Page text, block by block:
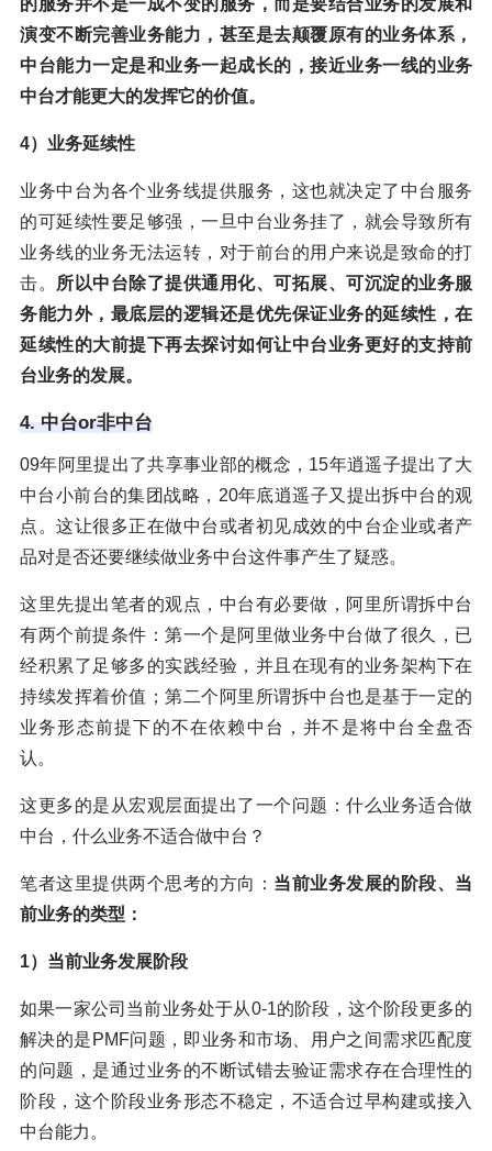
的服务并不是一成不变的服务，而是要结合业务的发展和
演变不断完善业务能力，甚至是去颠覆原有的业务体系，
中台能力一定是和业务一起成长的，接近业务一线的业务
中台才能更大的发挥它的价值。
4）业务延续性
业务中台为各个业务线提供服务，这也就决定了中台服务
的可延续性要足够强，一旦中台业务挂了，就会导致所有
业务线的业务无法运转，对于前台的用户来说是致命的打
击。
所以中台除了提供通用化、可拓展、可沉淀的业务服
务能力外，最底层的逻辑还是优先保证业务的延续性，在
延续性的大前提下再去探讨如何让中台业务更好的支持前
台业务的发展。
4. 中台or非中台
09年阿里提出了共享事业部的概念，15年逍遥子提出了大
中台小前台的集团战略，20年底逍遥子又提出拆中台的观
点。这让很多正在做中台或者初见成效的中台企业或者产
品对是否还要继续做业务中台这件事产生了疑惑。
这里先提出笔者的观点，中台有必要做，阿里所谓拆中台
有两个前提条件：第一个是阿里做业务中台做了很久，已
经积累了足够多的实践经验，并且在现有的业务架构下在
持续发挥着价值；第二个阿里所谓拆中台也是基于一定的
业务形态前提下的不在依赖中台，并不是将中台全盘否
认。
这更多的是从宏观层面提出了一个问题：什么业务适合做
中台，什么业务不适合做中台？
笔者这里提供两个思考的方向： 当前业务发展的阶段、当
前业务的类型：
1）当前业务发展阶段
如果一家公司当前业务处于从0-1的阶段，这个阶段更多的
解决的是PMF问题，即业务和市场、用户之间需求匹配度
的问题，是通过业务的不断试错去验证需求存在合理性的
阶段，这个阶段业务形态不稳定，不适合过早构建或接入
中台能力。